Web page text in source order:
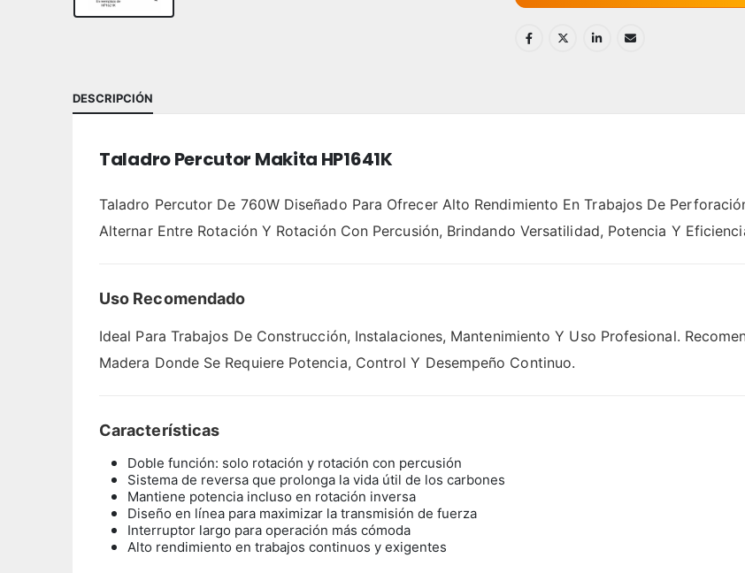
DESCRIPCIÓN
Taladro Percutor Makita HP1641K
Taladro Percutor De 760W Diseñado Para Ofrecer Alto Rendimiento En Trabajos De
Alternar Entre Rotación Y Rotación Con Percusión, Brindando Versatilidad, Potencia Y
Uso Recomendado
Ideal Para Trabajos De Construcción, Instalaciones, Mantenimiento Y Uso Profesional.
Madera Donde Se Requiere Potencia, Control Y Desempeño Continuo.
Características
Doble función: solo rotación y rotación con percusión
Sistema de reversa que prolonga la vida útil de los carbones
Mantiene potencia incluso en rotación inversa
Diseño en línea para maximizar la transmisión de fuerza
Interruptor largo para operación más cómoda
Alto rendimiento en trabajos continuos y exigentes